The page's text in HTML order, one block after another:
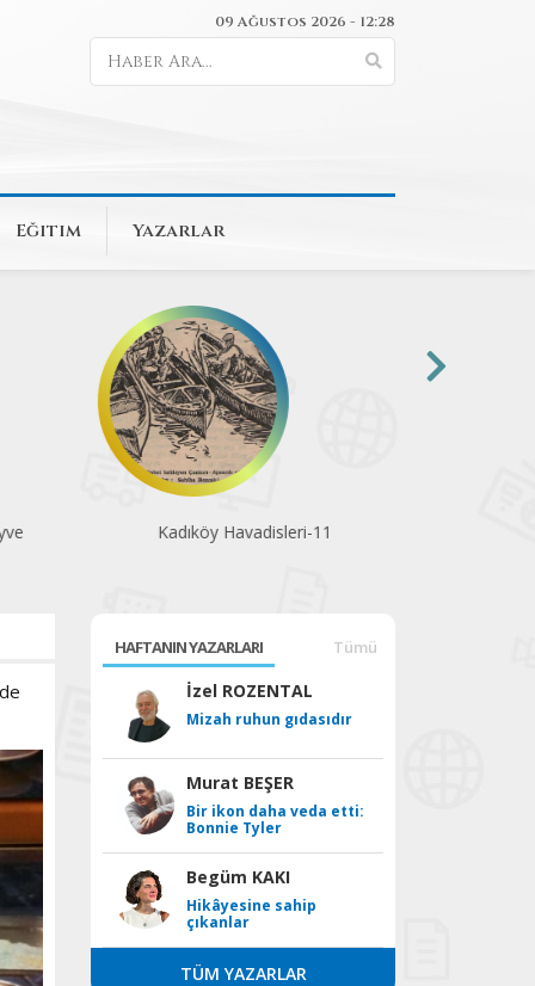
09 Ağustos 2026 - 12:28
Eğitim Yazarlar
Kadıköy Havadisleri-11
HAFTANIN YAZARLARI Tümü
İzel ROZENTAL
Mizah ruhun gıdasıdır
Murat BEŞER
Bir ikon daha veda etti:
Bonnie Tyler
Begüm KAKI
Hikâyesine sahip
çıkanlar
TÜM YAZARLAR